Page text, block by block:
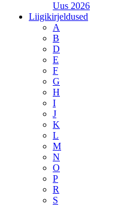
Uus 2026
Liigikirjeldused
A
B
D
E
F
G
H
I
J
K
L
M
N
O
P
R
S